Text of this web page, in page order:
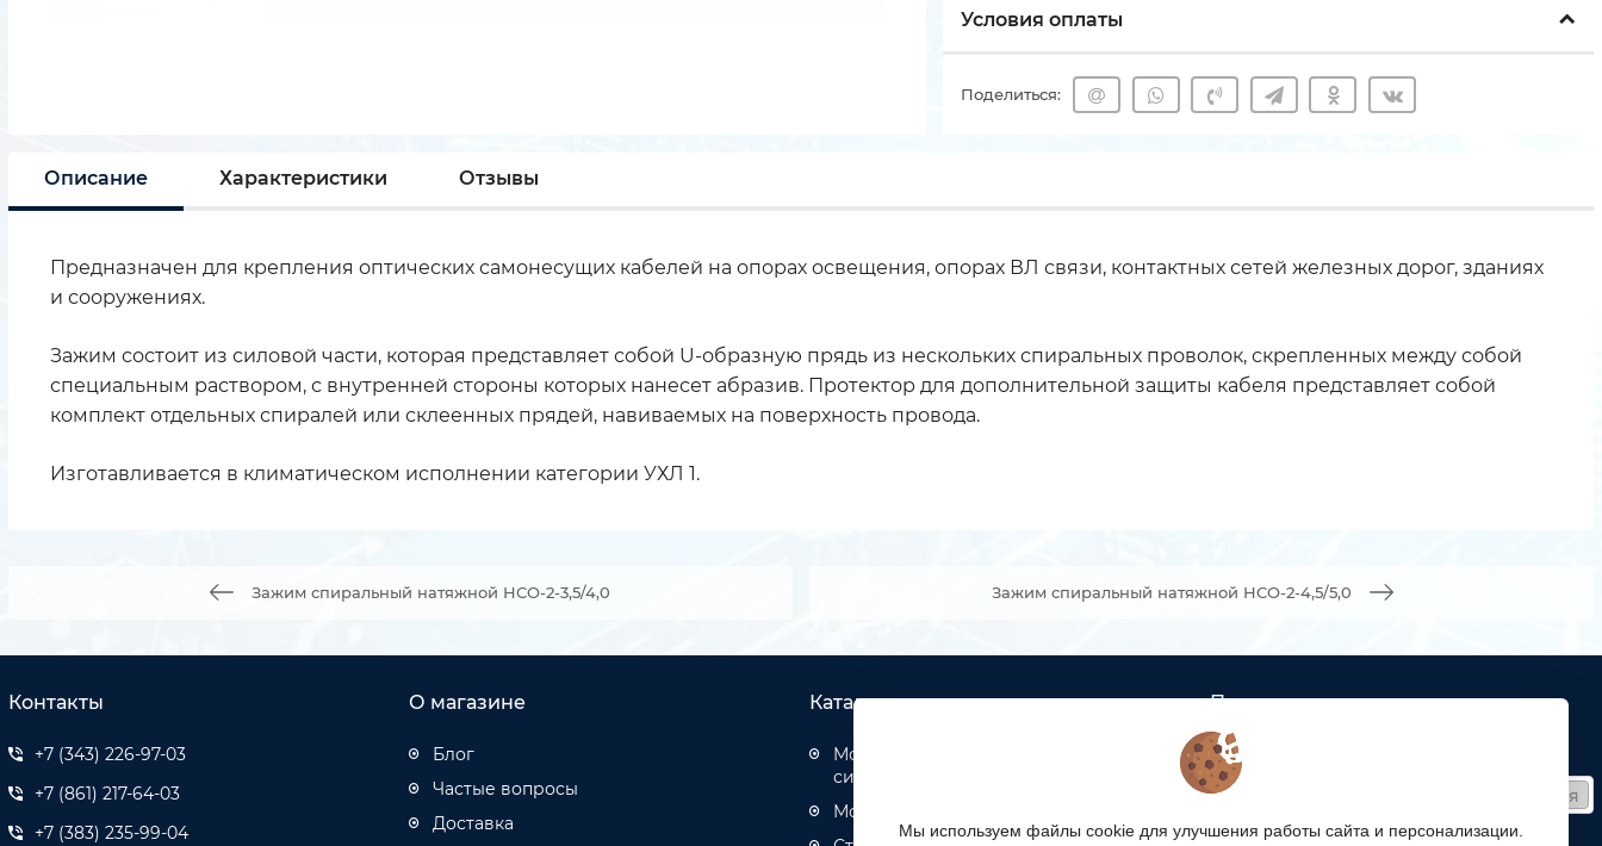
Условия оплаты
Поделиться:
Описание Характеристики Отзывы
Предназначен для крепления оптических самонесущих кабелей на опорах освещения, опорах ВЛ связи, контактных сетей железных дорог, зданиях
и сооружениях.
Зажим состоит из силовой части, которая представляет собой U-образную прядь из нескольких спиральных проволок, скрепленных между собой
специальным раствором, с внутренней стороны которых нанесет абразив. Протектор для дополнительной защиты кабеля представляет собой
комплект отдельных спиралей или склеенных прядей, навиваемых на поверхность провода.
Изготавливается в климатическом исполнении категории УХЛ 1.
Зажим спиральный натяжной НСО-2-3,5/4,0 Зажим спиральный натяжной НСО-2-4,5/5,0
Контакты
+7 (343) 226-97-03
+7 (861) 217-64-03
+7 (383) 235-99-04
О магазине
Блог
Частые вопросы
Доставка
Каталог товаров
Монтаж структурированных кабельных
систем
Монтаж оптических кабелей связи
Подписка
Получайте только полезные статьи!
Подписаться
Согласен на обработку персональных данных
Мы используем файлы cookie для улучшения работы сайта и персонализации.